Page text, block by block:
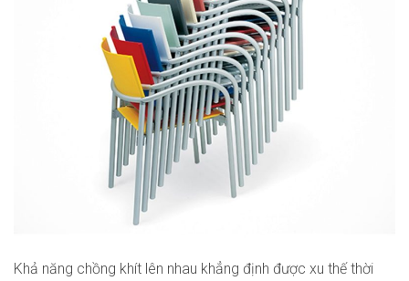
Khả năng chồng khít lên nhau khẳng định được xu thế thời